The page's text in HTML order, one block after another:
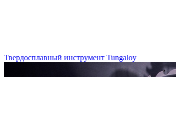
Твердосплавный инструмент Tungaloy